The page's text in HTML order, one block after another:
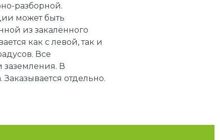
разборной.
может быть
из закалённого
как с левой, так и
Все
В
отдельно.